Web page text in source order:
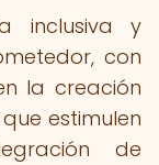
inclusiva y
con
la creación
estimulen
de